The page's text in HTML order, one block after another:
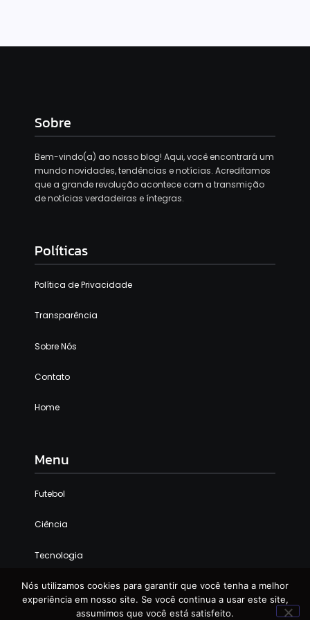
Sobre
Bem-vindo(a) ao nosso blog! Aqui, você encontrará um
mundo novidades, tendências e notícias. Acreditamos
que a grande revolução acontece com a transmição
de notícias verdadeiras e íntegras.
Políticas
Política de Privacidade
Transparência
Sobre Nós
Contato
Home
Menu
Futebol
Ciência
Tecnologia
Internacional
Curiosidades
Nós utilizamos cookies para garantir que você tenha a melhor
experiência em nosso site. Se você continua a usar este site,
assumimos que você está satisfeito.